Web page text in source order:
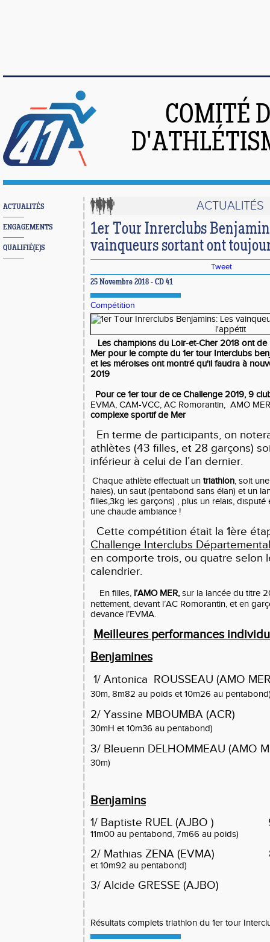
COMITÉ
ACTUALITÉS
ENGAGEMENTS
QUALIFIÉ(E)S
ACTUALITÉS
1er Tour Inrerclubs
vainqueurs sortant ont
Tweet
25 Novembre 2018 - CD 41
Compétition
Les champions du Loir-et-Cher 2018 ont
Mer pour le compte du 1er tour Interclubs
et les méroises ont montré qu'il faudra à
2019
Pour ce 1er tour de ce Challenge 2019, 9
EVMA, CAM-VCC, AC Romorantin, AMO
complexe sportif de Mer
En terme de participants, on
athlètes (43 filles, et 28 garçons)
inférieur à celui de l’an dernier.
Chaque athlète effectuait un triathlon, soit
haies), un saut (pentabond sans élan) et un
filles,3kg les garçons) , plus un relais,
une chaude ambiance !
Cette compétition était la 1ère
Challenge Interclubs
en comporte trois, ou quatre selon
calendrier.
En filles, l’AMO MER,sur la lancée du titre
nettement, devant l’AC Romorantin, et en
devance l’EVMA.
Meilleures performances
Benjamines
1/ Antonica ROUSSEAU (AMO
30m, 8m82 au poids et 10m26 au
2/ Yassine MBOUMBA
30mH et 10m36 au pentabond)
3/ Bleuenn DELHOMMEAU (AMO
30m)
Benjamins
1/ Baptiste RUEL (AJBO )
11m00 au pentabond, 7m66 au poids)
2/ Mathias ZENA (EVMA)
et 10m92 au pentabond)
3/ Alcide GRESSE (AJBO)
Résultats complets triathlon du 1er tour